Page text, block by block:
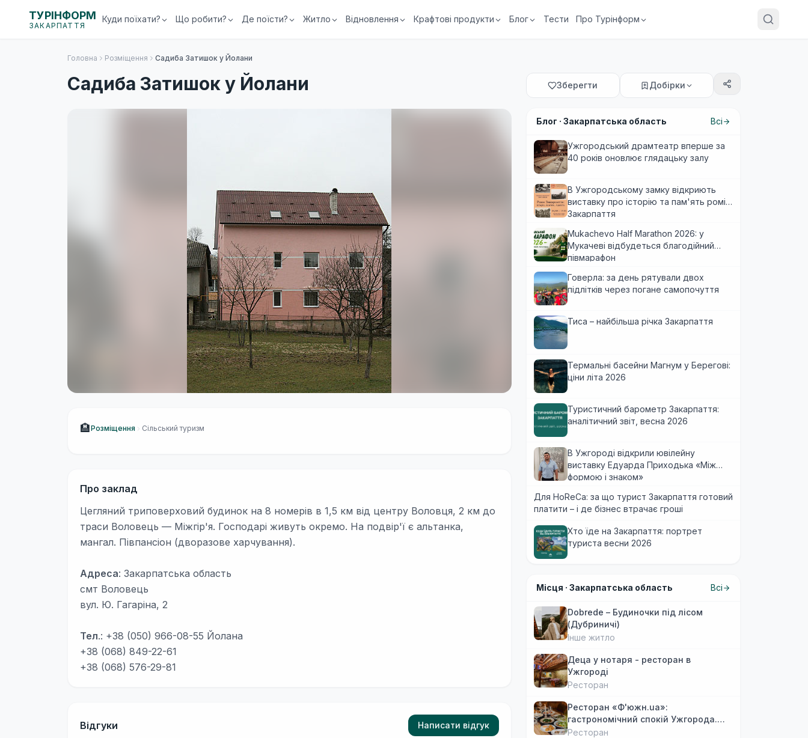
ТУРІНФОРМ
ЗАКАРПАТТЯ
Куди поїхати? Що робити? Де поїсти? Житло Відновлення Крафтові продукти Блог Тести Про Турінформ
Головна Розміщення Садиба Затишок у Йолани
Садиба Затишок у Йолани
🏨Розміщення Сільський туризм
Про заклад
Цегляний триповерховий будинок на 8 номерів в 1,5 км від центру Воловця, 2 км до
траси Воловець — Міжгір'я. Господарі живуть окремо. На подвір'ї є альтанка,
мангал. Півпансіон (дворазове харчування).
Адреса: Закарпатська область
смт Воловець
вул. Ю. Гагаріна, 2
Тел.: +38 (050) 966-08-55 Йолана
+38 (068) 849-22-61
+38 (068) 576-29-81
Відгуки Написати відгук
Зберегти Добірки
Блог · Закарпатська область Всі
Ужгородський драмтеатр вперше за
40 років оновлює глядацьку залу
В Ужгородському замку відкриють
виставку про історію та пам'ять ромів
Закарпаття
Mukachevo Half Marathon 2026: у
Мукачеві відбудеться благодійний
півмарафон
Говерла: за день рятували двох
підлітків через погане самопочуття
Тиса – найбільша річка Закарпаття
Термальні басейни Магнум у Берегові:
ціни літа 2026
Туристичний барометр Закарпаття:
аналітичний звіт, весна 2026
В Ужгороді відкрили ювілейну
виставку Едуарда Приходька «Між
формою і знаком»
Для HoReCa: за що турист Закарпаття готовий
платити – і де бізнес втрачає гроші
Хто їде на Закарпаття: портрет
туриста весни 2026
Місця · Закарпатська область Всі
Dobrede – Будиночки під лісом
(Дубриничі)
Інше житло
Деца у нотаря - ресторан в
Ужгороді
Ресторан
Ресторан «Ф'южн.ua»:
гастрономічний спокій Ужгорода.
Авторська локальна кухня, затишок
Ресторан